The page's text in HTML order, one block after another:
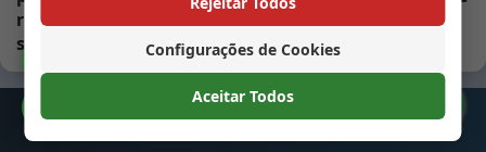
remains the undisputed choice for professional
spirit packaging worldwide.
Catálogo
Preferências de Cookies
Configurações de Cookies
Aceitar Todos